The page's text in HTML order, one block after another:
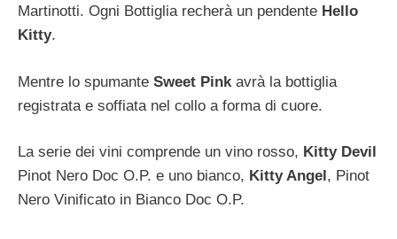
Martinotti. Ogni Bottiglia recherà un pendente Hello
Kitty.
Mentre lo spumante Sweet Pinkavrà la bottiglia
registrata e soffiata nel collo a forma di cuore.
La serie dei vini comprende un vino rosso, Kitty Devil
Pinot Nero Doc O.P. e uno bianco, Kitty Angel , Pinot
Nero Vinificato in Bianco Doc O.P.